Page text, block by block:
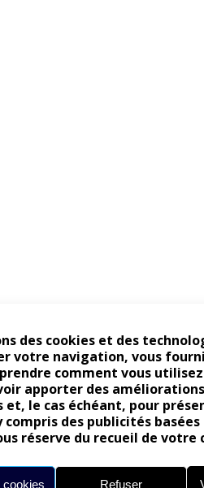
des cookies et des
votre navigation, vous
comment vous
apporter des
le cas échéant, pour
des publicités
réserve du recueil de votre
cookies Refuser
les gens vrais
de la légèreté
envoûtante ?
Corsa !